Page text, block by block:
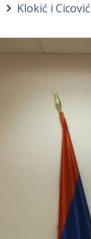
Klokić i